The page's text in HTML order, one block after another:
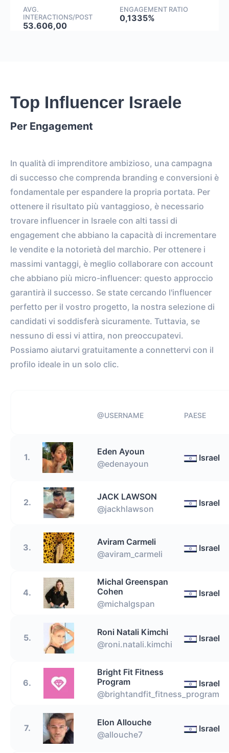
AVG.
INTERACTIONS/POST
53.606,00
ENGAGEMENT RATIO
0,1335%
Top Influencer Israele
Per Engagement
In qualità di imprenditore ambizioso, una campagna
di successo che comprenda branding e conversioni è
fondamentale per espandere la propria portata. Per
ottenere il risultato più vantaggioso, è necessario
trovare influencer in Israele con alti tassi di
engagement che abbiano la capacità di incrementare
le vendite e la notorietà del marchio. Per ottenere i
massimi vantaggi, è meglio collaborare con account
che abbiano più micro-influencer: questo approccio
garantirà il successo. Se state cercando l'influencer
perfetto per il vostro progetto, la nostra selezione di
candidati vi soddisferà sicuramente. Tuttavia, se
nessuno di essi vi attira, non preoccupatevi.
Possiamo aiutarvi gratuitamente a connettervi con il
profilo ideale in un solo clic.
@USERNAME PAESE
1.
Eden Ayoun
@edenayoun
Israel
2.
JACK LAWSON
@jackhlawson
Israel
3.
Aviram Carmeli
@aviram_carmeli
Israel
4.
Michal Greenspan
Cohen
@michalgspan
Israel
5.
Roni Natali Kimchi
@roni.natali.kimchi
Israel
6.
Bright Fit Fitness
Program
@brightandfit_fitness_program
Israel
7.
Elon Allouche
@allouche7
Israel